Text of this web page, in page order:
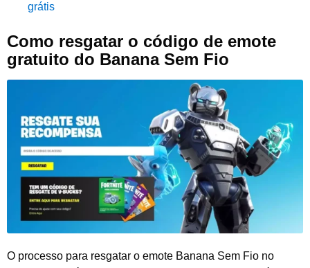
grátis
Como resgatar o código de emote
gratuito do Banana Sem Fio
O processo para resgatar o emote Banana Sem Fio no